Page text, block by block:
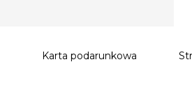
Karta podarunkowa